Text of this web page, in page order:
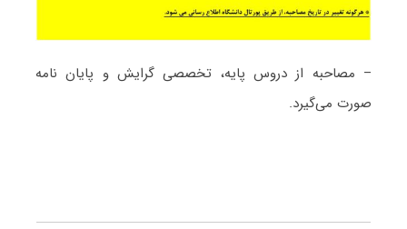
– مصاحبه از دروس پایه، تخصصی گرایش و پایان نامه
صورت می‌گیرد.